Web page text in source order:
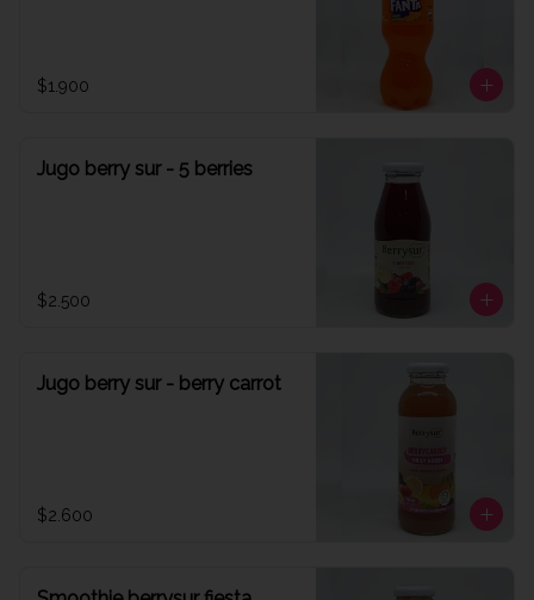
$1.900
Jugo berry sur - 5 berries
$2.500
Jugo berry sur - berry carrot
$2.600